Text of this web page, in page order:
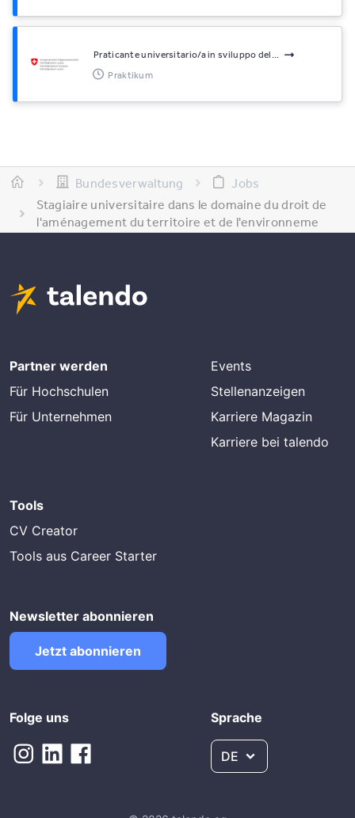
Praticante universitario/a in sviluppo del...
Praktikum
Bundesverwaltung
Jobs
Stagiaire universitaire dans le domaine du droit de
l'aménagement du territoire et de l'environneme
Partner werden
Für Hochschulen
Für Unternehmen
Events
Stellenanzeigen
Karriere Magazin
Karriere bei talendo
Tools
CV Creator
Tools aus Career Starter
Newsletter abonnieren
Jetzt abonnieren
Folge uns Sprache
DE